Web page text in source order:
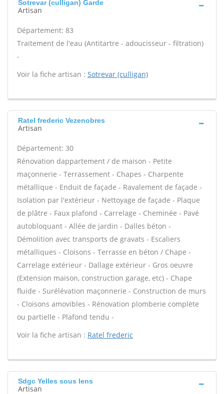
Sotrevar (culligan) Garde
Artisan
Département: 83
Traitement de l'eau (Antitartre - adoucisseur - filtration)
-
Voir la fiche artisan : Sotrevar (culligan)
Ratel frederic Vezenobres
Artisan
Département: 30
Rénovation dappartement / de maison - Petite
maçonnerie - Terrassement - Chapes - Charpente
métallique - Enduit de façade - Ravalement de façade -
Isolation par l'extérieur - Nettoyage de façade - Plaque
de plâtre - Faux plafond - Carrelage - Cheminée - Pavé
autobloquant - Allée de jardin - Dalles béton -
Démolition avec transports de gravats - Escaliers
métalliques - Cloisons - Terrasse en béton / Chape -
Carrelage extérieur - Dallage extérieur - Gros oeuvre
(Extension maison, construction garage, etc) - Chape
fluide - Surélévation maçonnerie - Construction de murs
- Cloisons amovibles - Rénovation plomberie complète
ou partielle - Plafond tendu -
Voir la fiche artisan : Ratel frederic
Sdgc Yelles sous lens
Artisan